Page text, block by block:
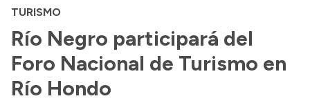
Archivo de noticias
TURISMO
Río Negro participará del
Foro Nacional de Turismo en
Río Hondo